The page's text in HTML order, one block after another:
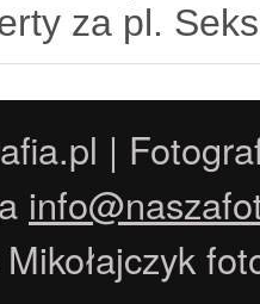
za pl.
|